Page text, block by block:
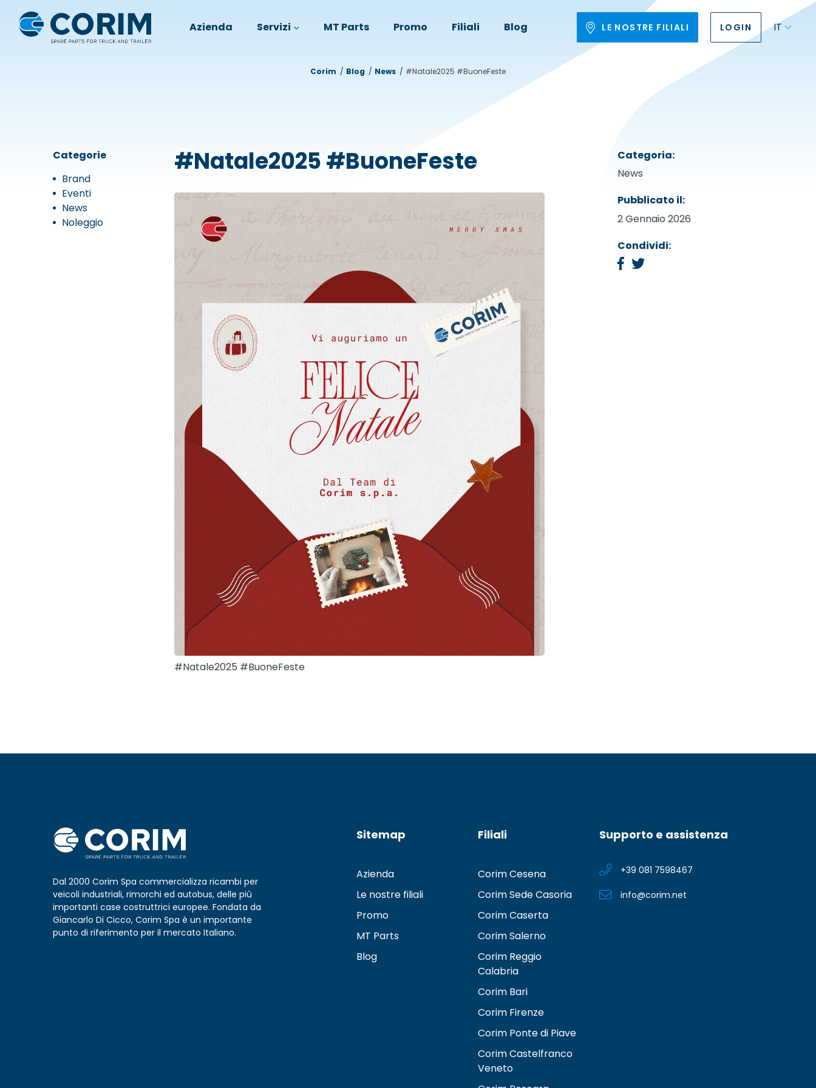
Azienda Servizi MT Parts Promo Filiali Blog LE NOSTRE FILIALI LOGIN IT
Corim Blog News #Natale2025 #BuoneFeste
Categorie
Brand
Eventi
News
Noleggio
#Natale2025 #BuoneFeste
#Natale2025 #BuoneFeste
Categoria:
News
Pubblicato il:
2 Gennaio 2026
Condividi:
Dal 2000 Corim Spa commercializza ricambi per
veicoli industriali, rimorchi ed autobus, delle più
importanti case costruttrici europee. Fondata da
Giancarlo Di Cicco, Corim Spa è un importante
punto di riferimento per il mercato Italiano.
Sitemap
Azienda
Le nostre filiali
Promo
MT Parts
Blog
Filiali
Corim Cesena
Corim Sede Casoria
Corim Caserta
Corim Salerno
Corim Reggio
Calabria
Corim Bari
Corim Firenze
Corim Ponte di Piave
Corim Castelfranco
Veneto
Supporto e assistenza
+39 081 7598467
info@corim.net